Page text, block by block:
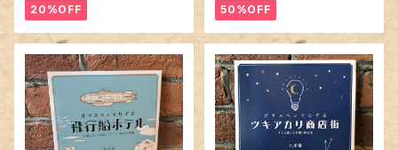
20%OFF 50%OFF